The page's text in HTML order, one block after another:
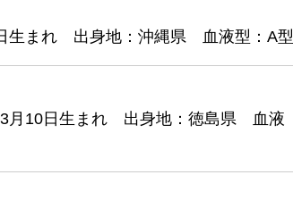
生まれ 出身地：沖縄県 血液型：A型
3月10日生まれ 出身地：徳島県 血液